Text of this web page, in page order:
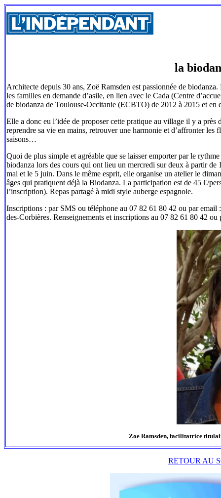
la
Architecte depuis 30 ans, Zoë Ramsden est passionnée de
les familles en demande d’asile, en lien avec le Cada (Centre
de biodanza de Toulouse-Occitanie (ECBTO) de 2012 à 2015 et
Elle a donc eu l’idée de proposer cette pratique au village il y a
reprendre sa vie en mains, retrouver une harmonie et d’affronter
saisons…
Quoi de plus simple et agréable que se laisser emporter par le
biodanza lors des cours qui ont lieu un mercredi sur deux à partir
mai et le 5 juin. Dans le même esprit, elle organise un atelier le
âges qui pratiquent déjà la Biodanza. La participation est de 45 €/
l’inscription). Repas partagé à midi style auberge espagnole.
Inscriptions : par SMS ou téléphone au 07 82 61 80 42 ou par
des-Corbières. Renseignements et inscriptions au 07 82 61 80 42
Zoe Ramsden, facilitatrice
RETOUR AU